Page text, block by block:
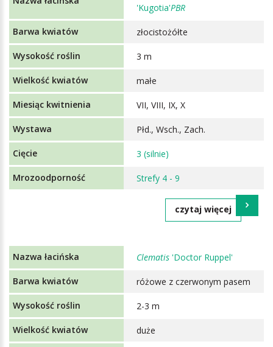
'Kugotia'PBR
złocistożółte
3 m
małe
VII, VIII, IX, X
Płd., Wsch., Zach.
3 (silnie)
Strefy 4 - 9
czytaj więcej
Clematis 'Doctor Ruppel'
różowe z czerwonym pasem
2-3 m
duże